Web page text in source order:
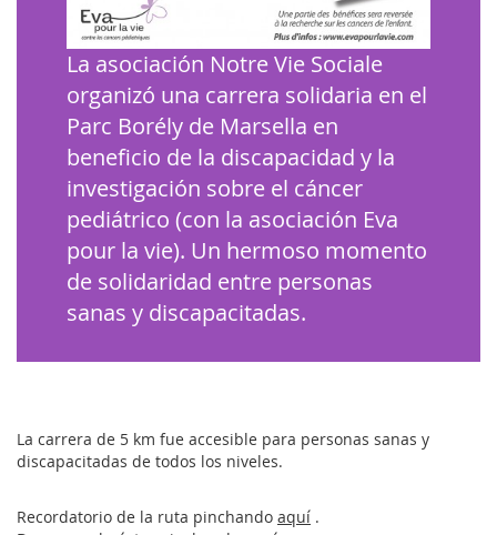
La asociación Notre Vie Sociale
organizó una carrera solidaria en el
Parc Borély de Marsella en
beneficio de la discapacidad y la
investigación sobre el cáncer
pediátrico (con la asociación Eva
pour la vie). Un hermoso momento
de solidaridad entre personas
sanas y discapacitadas.
La carrera de 5 km fue accesible para personas sanas y
discapacitadas de todos los niveles.
Recordatorio de la ruta pinchando aquí .